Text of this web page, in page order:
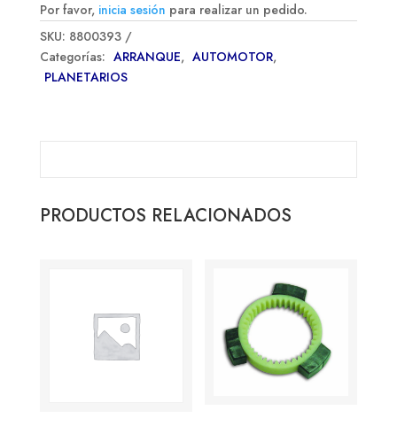
Por favor, inicia sesión para realizar un pedido.
SKU: 8800393
Categorías: ARRANQUE, AUTOMOTOR,
PLANETARIOS
PRODUCTOS RELACIONADOS